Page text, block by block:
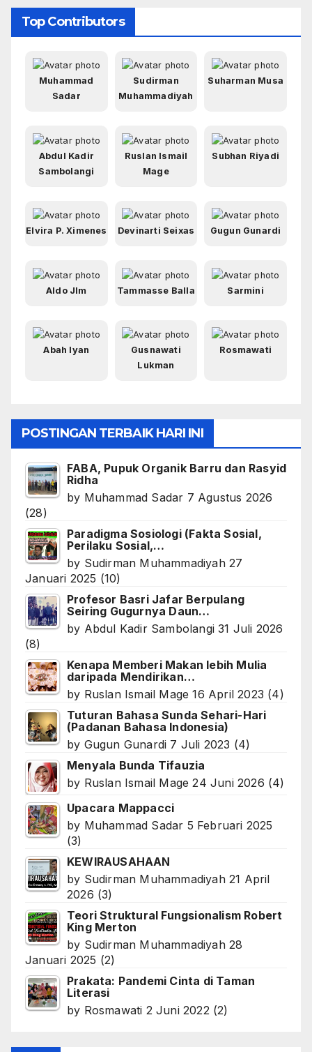
Top Contributors
Muhammad
Sadar
Sudirman
Muhammadiyah
Suharman Musa
Abdul Kadir
Sambolangi
Ruslan Ismail
Mage
Subhan Riyadi
Elvira P. Ximenes Devinarti Seixas Gugun Gunardi
Aldo Jlm Tammasse Balla Sarmini
Abah Iyan
Gusnawati
Lukman
Rosmawati
POSTINGAN TERBAIK HARI INI
FABA, Pupuk Organik Barru dan Rasyid
Ridha
by Muhammad Sadar 7 Agustus 2026
(28)
Paradigma Sosiologi (Fakta Sosial,
Perilaku Sosial,…
by Sudirman Muhammadiyah 27
Januari 2025 (10)
Profesor Basri Jafar Berpulang
Seiring Gugurnya Daun…
by Abdul Kadir Sambolangi 31 Juli 2026
(8)
Kenapa Memberi Makan lebih Mulia
daripada Mendirikan…
by Ruslan Ismail Mage 16 April 2023 (4)
Tuturan Bahasa Sunda Sehari-Hari
(Padanan Bahasa Indonesia)
by Gugun Gunardi 7 Juli 2023 (4)
Menyala Bunda Tifauzia
by Ruslan Ismail Mage 24 Juni 2026 (4)
Upacara Mappacci
by Muhammad Sadar 5 Februari 2025
(3)
KEWIRAUSAHAAN
by Sudirman Muhammadiyah 21 April
2026 (3)
Teori Struktural Fungsionalism Robert
King Merton
by Sudirman Muhammadiyah 28
Januari 2025 (2)
Prakata: Pandemi Cinta di Taman
Literasi
by Rosmawati 2 Juni 2022 (2)